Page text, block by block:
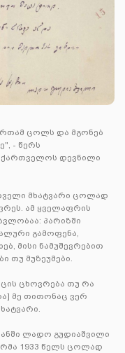
ცოლს და მგონებ
- წერს
დევნილი
მხატვარი ცოლად
ამ ყველაფრის
პარიზში
გამოფენა,
მისი ნამუშევრებით
თუ მუზეუმები.
ცხოვრება თუ რა
მე თითონაც ვერ
ლადო გუდიაშვილი
1933 წელს ცოლად